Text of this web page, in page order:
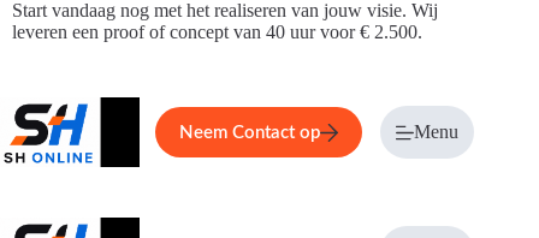
Ga
naar
Start vandaag nog met het realiseren van jouw visie. Wij
leveren een proof of concept van 40 uur voor € 2.500.
Home Service Over ons
Neem Contact op Menu